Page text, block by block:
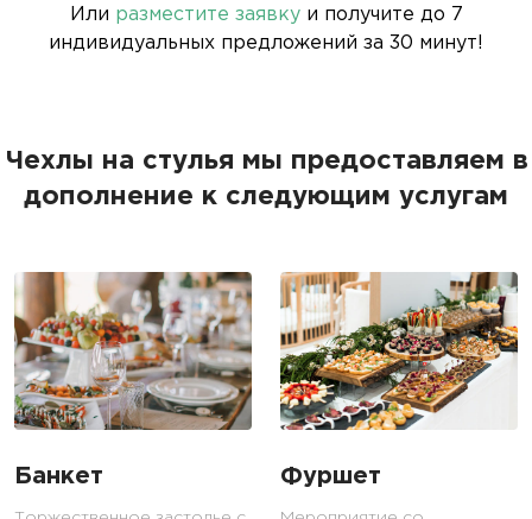
Или разместите заявкуи получите до 7
индивидуальных предложений за 30 минут!
Чехлы на стулья мы предоставляем в
дополнение к следующим услугам
Банкет Фуршет